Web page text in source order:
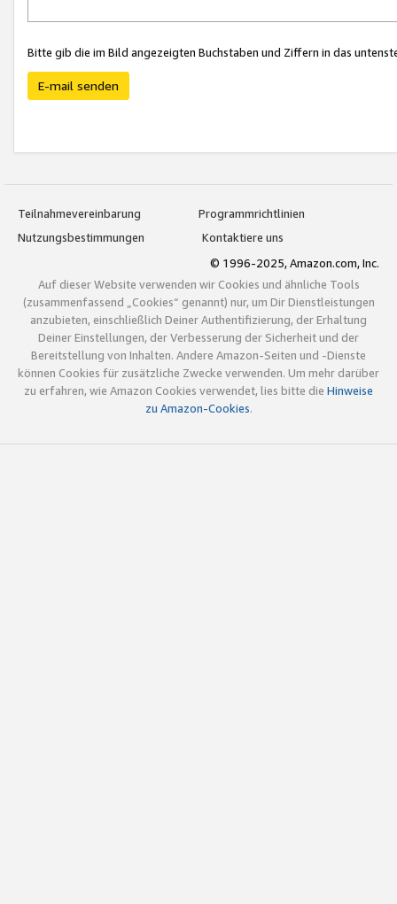
Bitte gib die im Bild angezeigten Buchstaben und Ziffern in das
E-mail senden
Teilnahmevereinbarung
Programmrichtlinien
Nutzungsbestimmungen
Kontaktiere uns
© 1996-2025, Amazon.com, Inc.
Auf dieser Website verwenden wir Cookies und ähnliche Tools
(zusammenfassend „Cookies“ genannt) nur, um Dir Dienstleistungen
anzubieten, einschließlich Deiner Authentifizierung, der Erhaltung
Deiner Einstellungen, der Verbesserung der Sicherheit und der
Bereitstellung von Inhalten. Andere Amazon-Seiten und -Dienste
können Cookies für zusätzliche Zwecke verwenden. Um mehr darüber
zu erfahren, wie Amazon Cookies verwendet, lies bitte die Hinweise
zu Amazon-Cookies.